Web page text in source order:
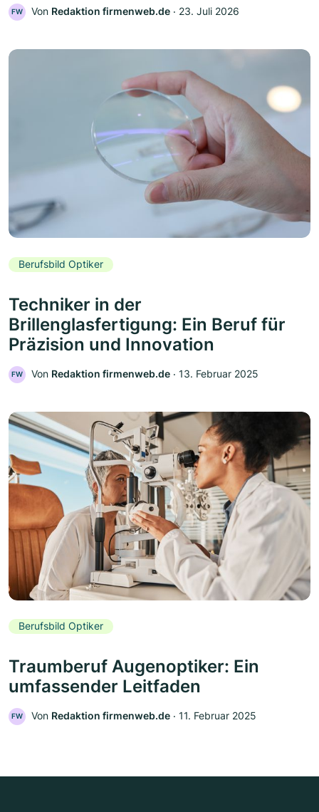
FW Von Redaktion firmenweb.de ‧ 23. Juli 2026
Berufsbild Optiker
Techniker in der
Brillenglasfertigung: Ein Beruf für
Präzision und Innovation
FW Von Redaktion firmenweb.de ‧ 13. Februar 2025
Berufsbild Optiker
Traumberuf Augenoptiker: Ein
umfassender Leitfaden
FW Von Redaktion firmenweb.de ‧ 11. Februar 2025